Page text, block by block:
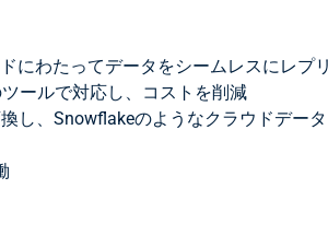
にわたってデータをシームレスにレプ
ールで対応し、コストを削減
し、Snowflakeのようなクラウドデー